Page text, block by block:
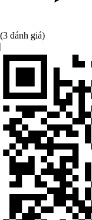
(3 đánh giá)
|